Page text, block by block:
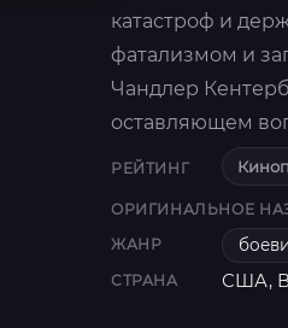
катастроф и
фатализмом и
Чандлер
оставляющем
РЕЙТИНГ
ОРИГИНАЛЬНОЕ
ЖАНР
СТРАНА США,